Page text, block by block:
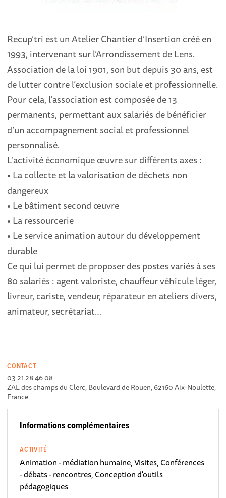
Recup’tri est un Atelier Chantier d’Insertion créé en
1993, intervenant sur l’Arrondissement de Lens.
Association de la loi 1901, son but depuis 30 ans, est
de lutter contre l’exclusion sociale et professionnelle.
Pour cela, l’association est composée de 13
permanents, permettant aux salariés de bénéficier
d’un accompagnement social et professionnel
personnalisé.
L'activité économique œuvre sur différents axes :
• La collecte et la valorisation de déchets non
dangereux
• Le bâtiment second œuvre
• La ressourcerie
• Le service animation autour du développement
durable
Ce qui lui permet de proposer des postes variés à ses
80 salariés : agent valoriste, chauffeur véhicule léger,
livreur, cariste, vendeur, réparateur en ateliers divers,
animateur, secrétariat…
CONTACT
03 21 28 46 08
ZAL des champs du Clerc, Boulevard de Rouen, 62160 Aix-Noulette,
France
Informations complémentaires
ACTIVITÉ
Animation - médiation humaine, Visites, Conférences
- débats - rencontres, Conception d'outils
pédagogiques